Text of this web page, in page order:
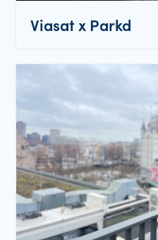
Viasat x Parkd